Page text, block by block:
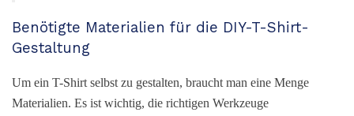
Benötigte Materialien für die DIY-T-Shirt-
Gestaltung
Um ein T-Shirt selbst zu gestalten, braucht man eine Menge
Materialien. Es ist wichtig, die richtigen Werkzeuge